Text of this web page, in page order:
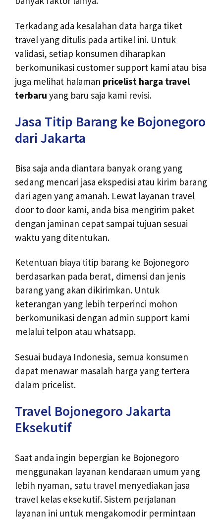
Terkadang ada kesalahan data harga tiket
travel yang ditulis pada artikel ini. Untuk
validasi, setiap konsumen diharapkan
berkomunikasi customer support kami atau bisa
juga melihat halaman pricelist harga travel
terbaru yang baru saja kami revisi.
Jasa Titip Barang ke Bojonegoro
dari Jakarta
Bisa saja anda diantara banyak orang yang
sedang mencari jasa ekspedisi atau kirim barang
dari agen yang amanah. Lewat layanan travel
door to door kami, anda bisa mengirim paket
dengan jaminan cepat sampai tujuan sesuai
waktu yang ditentukan.
Ketentuan biaya titip barang ke Bojonegoro
berdasarkan pada berat, dimensi dan jenis
barang yang akan dikirimkan. Untuk
keterangan yang lebih terperinci mohon
berkomunikasi dengan admin support kami
melalui telpon atau whatsapp.
Sesuai budaya Indonesia, semua konsumen
dapat menawar masalah harga yang tertera
dalam pricelist.
Travel Bojonegoro Jakarta
Eksekutif
Saat anda ingin bepergian ke Bojonegoro
menggunakan layanan kendaraan umum yang
lebih nyaman, satu travel menyediakan jasa
travel kelas eksekutif. Sistem perjalanan
layanan ini untuk mengakomodir permintaan